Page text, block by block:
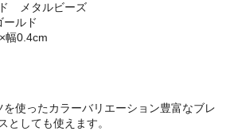
メタルビーズ
ルド
幅0.4cm
使ったカラーバリエーション豊富なブレ
としても使えます。